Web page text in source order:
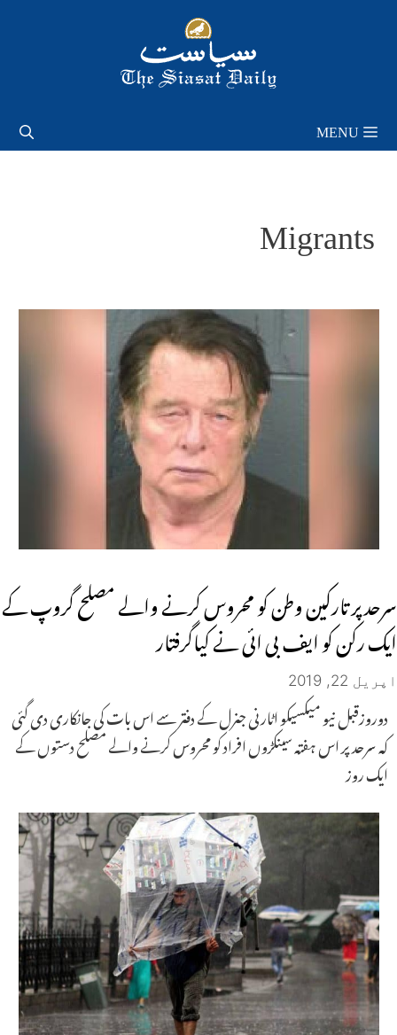
MENU
Migrants
سرحد پر تارکین وطن کو محروس کرنے والے مصلح گروپ کے
ایک رکن کو ایف بی ائی نے کیاگرفتار
اپریل 22, 2019
دوروزقبل نیو میکسیکو اٹارنی جنرل کے دفتر سے اس بات کی جانکاری دی گئی
کہ سرحد پر اس ہفتہ سینکڑوں افراد کو محروس کرنے والے مصلح دستوں کے
ایک روز